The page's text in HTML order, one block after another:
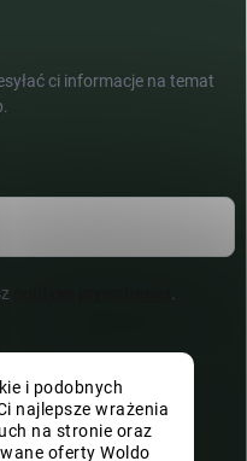
i podobnych
najlepsze wrażenia
na stronie oraz
oferty Woldo
ci informacje na temat